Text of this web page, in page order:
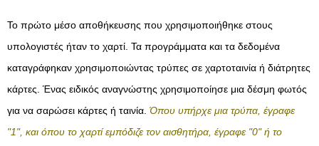
Το πρώτο μέσο αποθήκευσης που χρησιμοποιήθηκε στους
υπολογιστές ήταν το χαρτί. Τα προγράμματα και τα δεδομένα
καταγράφηκαν χρησιμοποιώντας τρύπες σε χαρτοταινία ή διάτρητες
κάρτες. Ένας ειδικός αναγνώστης χρησιμοποίησε μια δέσμη φωτός
για να σαρώσει κάρτες ή ταινία. Όπου υπήρχε μια τρύπα, έγραφε
"1", και όπου το χαρτί εμπόδιζε τον αισθητήρα, έγραφε "0" ή το